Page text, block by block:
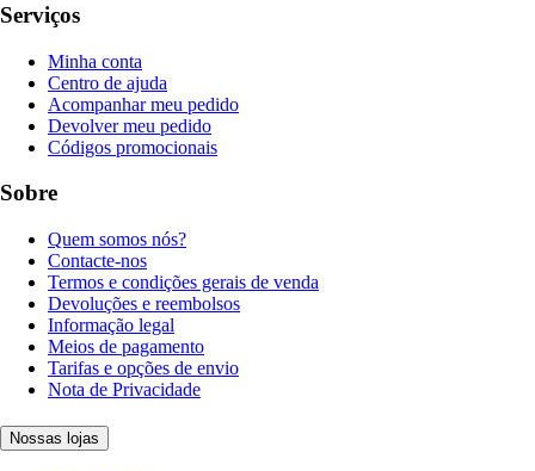
Serviços
Minha conta
Centro de ajuda
Acompanhar meu pedido
Devolver meu pedido
Códigos promocionais
Sobre
Quem somos nós?
Contacte-nos
Termos e condições gerais de venda
Devoluções e reembolsos
Informação legal
Meios de pagamento
Tarifas e opções de envio
Nota de Privacidade
Nossas lojas